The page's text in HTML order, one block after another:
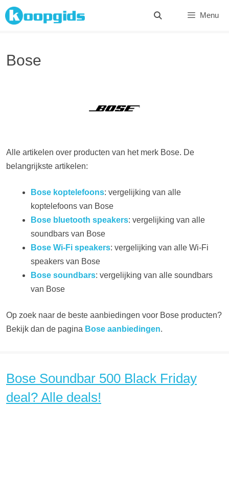
Spring
naar
Menu
Bose
Alle artikelen over producten van het merk Bose. De
belangrijkste artikelen:
Bose koptelefoons: vergelijking van alle
koptelefoons van Bose
Bose bluetooth speakers: vergelijking van alle
soundbars van Bose
Bose Wi-Fi speakers: vergelijking van alle Wi-Fi
speakers van Bose
Bose soundbars: vergelijking van alle soundbars
van Bose
Op zoek naar de beste aanbiedingen voor Bose producten?
Bekijk dan de pagina Bose aanbiedingen.
Bose Soundbar 500 Black Friday
deal? Alle deals!